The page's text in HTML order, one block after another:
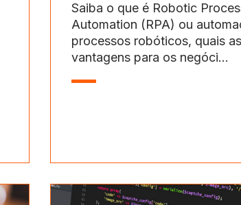
Saiba o que é Robotic
Automation (RPA) ou
processos robóticos, quais as
vantagens para os negóci...